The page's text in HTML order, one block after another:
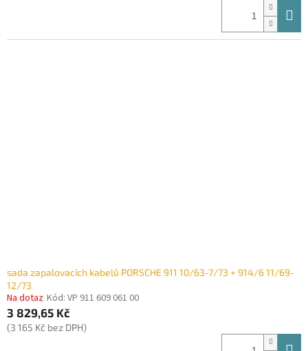
sada zapalovacích kabelů PORSCHE 911 10/63-7/73 + 914/6 11/69-
12/73
Na dotaz Kód: VP 911 609 061 00
3 829,65 Kč
(3 165 Kč bez DPH)